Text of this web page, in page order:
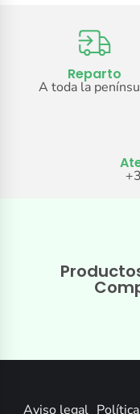
Reparto
A toda la
Aviso legal